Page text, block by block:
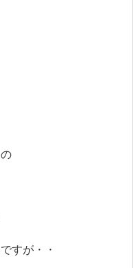
すが・・